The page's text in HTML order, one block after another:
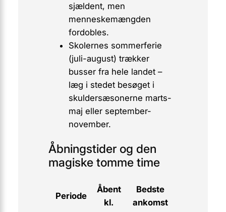
sjældent, men
menneskemængden
fordobles.
Skolernes sommerferie
(juli-august) trækker
busser fra hele landet –
læg i stedet besøget i
skuldersæsonerne marts-
maj eller september-
november.
Åbningstider og den
magiske tomme time
Periode
Åbent
kl.
Bedste
ankomst